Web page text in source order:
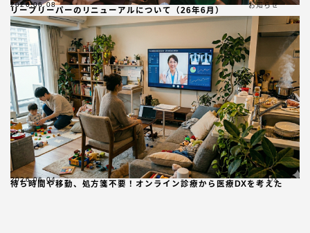
リープリーパーのリニューアルについて（26年6月）
2026.06.08 お知らせ
待ち時間や移動、処方箋不要！オンライン診療から医療DXを考えた
2026.06.04 DX